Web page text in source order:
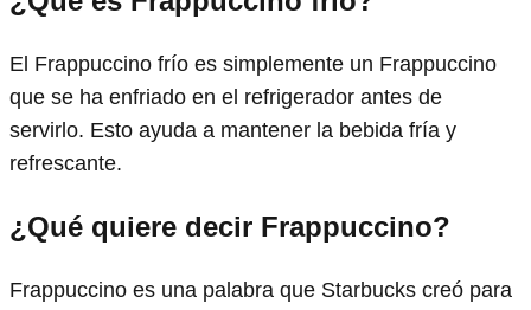
El Frappuccino frío es simplemente un Frappuccino
que se ha enfriado en el refrigerador antes de
servirlo. Esto ayuda a mantener la bebida fría y
refrescante.
¿Qué quiere decir Frappuccino?
Frappuccino es una palabra que Starbucks creó para